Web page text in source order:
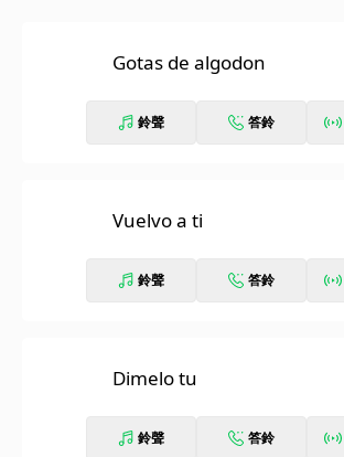
Gotas de algodon
鈴聲 答鈴
Vuelvo a ti
鈴聲 答鈴
Dimelo tu
鈴聲 答鈴